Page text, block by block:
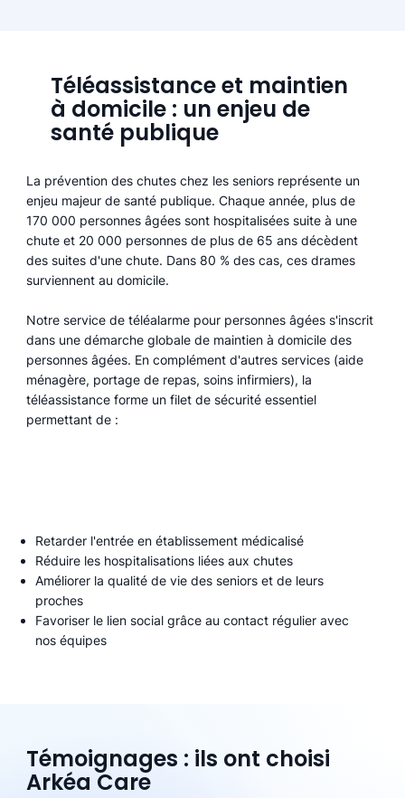
Téléassistance et maintien
à domicile : un enjeu de
santé publique
La prévention des chutes chez les seniors représente un
enjeu majeur de santé publique. Chaque année, plus de
170 000 personnes âgées sont hospitalisées suite à une
chute et 20 000 personnes de plus de 65 ans décèdent
des suites d'une chute. Dans 80 % des cas, ces drames
surviennent au domicile.
Notre service de téléalarme pour personnes âgées s'inscrit
dans une démarche globale de maintien à domicile des
personnes âgées. En complément d'autres services (aide
ménagère, portage de repas, soins infirmiers), la
téléassistance forme un filet de sécurité essentiel
permettant de :
Retarder l'entrée en établissement médicalisé
Réduire les hospitalisations liées aux chutes
Améliorer la qualité de vie des seniors et de leurs
proches
Favoriser le lien social grâce au contact régulier avec
nos équipes
Témoignages : ils ont choisi
Arkéa Care